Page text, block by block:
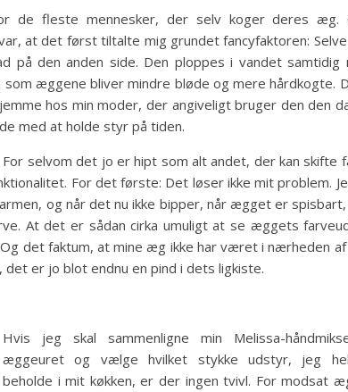
de fleste mennesker, der selv koger deres æg.
at det først tiltalte mig grundet fancyfaktoren:
den anden side. Den ploppes i vandet samtidig
æggene bliver mindre bløde og mere hårdkogte.
hos min moder, der angiveligt bruger den den
med at holde styr på tiden.
selvom det jo er hipt som alt andet, der kan skifte
For det første: Det løser ikke mit problem.
og når det nu ikke bipper, når ægget er
At det er sådan cirka umuligt at se æggets
det faktum, at mine æg ikke har været i nærheden af
er jo blot endnu en pind i dets ligkiste.
Hvis jeg skal sammenligne min Melissa-
æggeuret og vælge hvilket stykke udstyr, jeg
beholde i mit køkken, er der ingen tvivl. For modsat